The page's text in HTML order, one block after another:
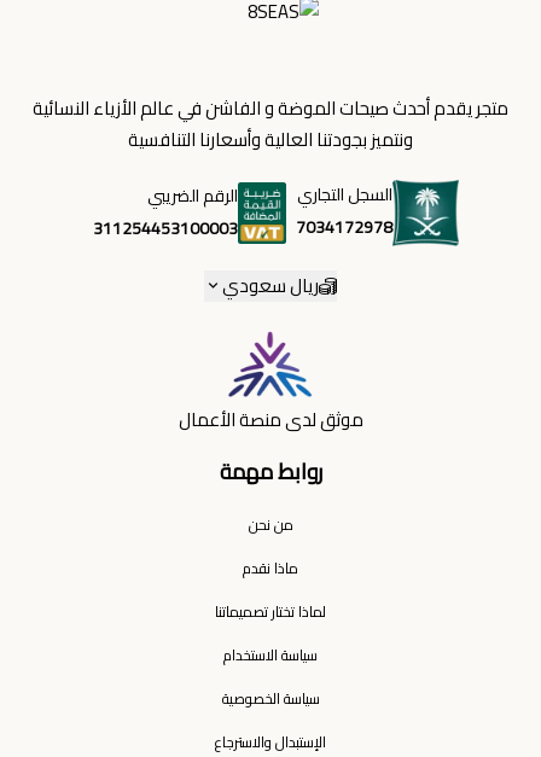
روابط مهمة
من نحن
ماذا نقدم
لماذا تختار تصميماتنا
سياسة الاستخدام
سياسة الخصوصية
الإستبدال والاسترجاع
متجر يقدم أحدث صيحات الموضة و الفاشن في عالم الأزياء النسائية
ونتميز بجودتنا العالية وأسعارنا التنافسية
السجل التجاري
7034172978
الرقم الضريبي
311254453100003
ريال سعودي
موثق لدى منصة الأعمال